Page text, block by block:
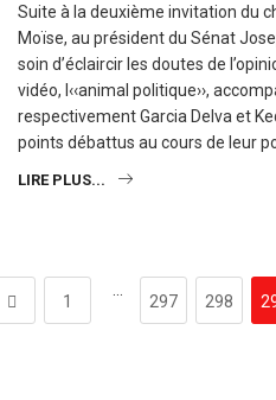
Suite à la deuxième invitation du
Moïse, au président du Sénat
soin d’éclaircir les doutes de
vidéo, l‹‹animal politique››,
respectivement Garcia Delva et
points débattus au cours de leur
LIRE PLUS...
1 297 298